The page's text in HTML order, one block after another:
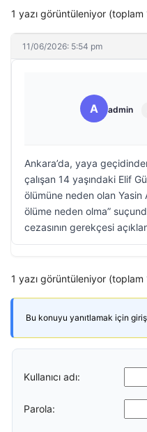
1 yazı görüntüleniyor (toplam
11/06/2026: 5:54 pm
A admin
Ankara’da, yaya
çalışan 14 yaşındaki Elif
ölümüne neden olan Yasin
ölüme neden olma”
cezasının gerekçesi
1 yazı görüntüleniyor (toplam
Bu konuyu yanıtlamak için giriş
Kullanıcı adı:
Parola: